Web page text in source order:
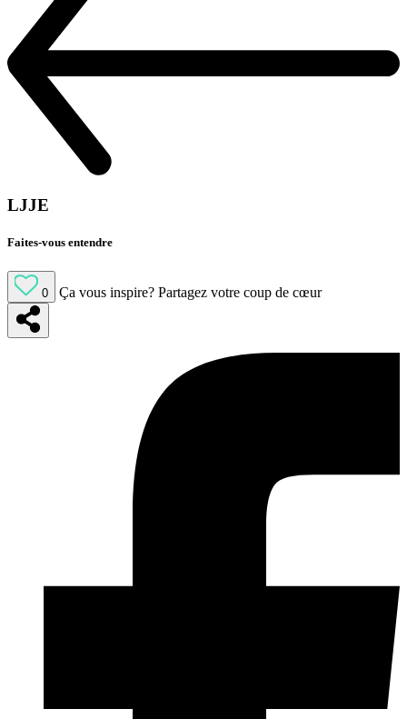
LJJE
Faites-vous entendre
0 Ça vous inspire? Partagez votre coup de cœur